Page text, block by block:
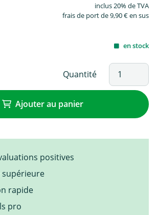
inclus 20% de TVA
frais de port de 9,90 € en sus
en stock
Quantité
Ajouter au panier
positives
supérieure
rapide
pro